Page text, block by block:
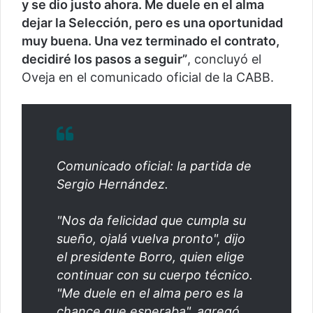
y se dio justo ahora. Me duele en el alma
dejar la Selección, pero es una oportunidad
muy buena. Una vez terminado el contrato,
decidiré los pasos a seguir”, concluyó el
Oveja en el comunicado oficial de la CABB.
Comunicado oficial: la partida de
Sergio Hernández.
"Nos da felicidad que cumpla su
sueño, ojalá vuelva pronto", dijo
el presidente Borro, quien elige
continuar con su cuerpo técnico.
"Me duele en el alma pero es la